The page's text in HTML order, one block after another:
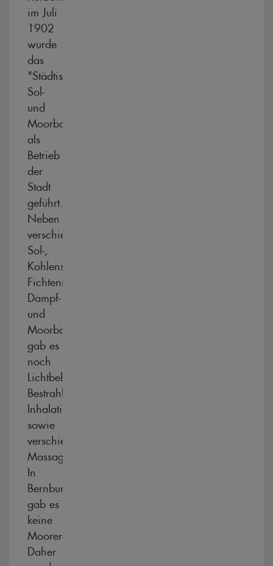
im Juli
1902
wurde
das
"Städtische
Sol-
und
Moorbad"
als
Betrieb
der
Stadt
geführt.
Neben
verschiedenen
Sol-,
Kohlensäure-,
Fichtennadel-,
Dampf-
und
Moorbädern
gab es
noch
Lichtbehandlungen,
Bestrahlungen,
Inhalation
sowie
verschiedene
Massagen.
In
Bernburg
gab es
keine
Moorerde.
Daher